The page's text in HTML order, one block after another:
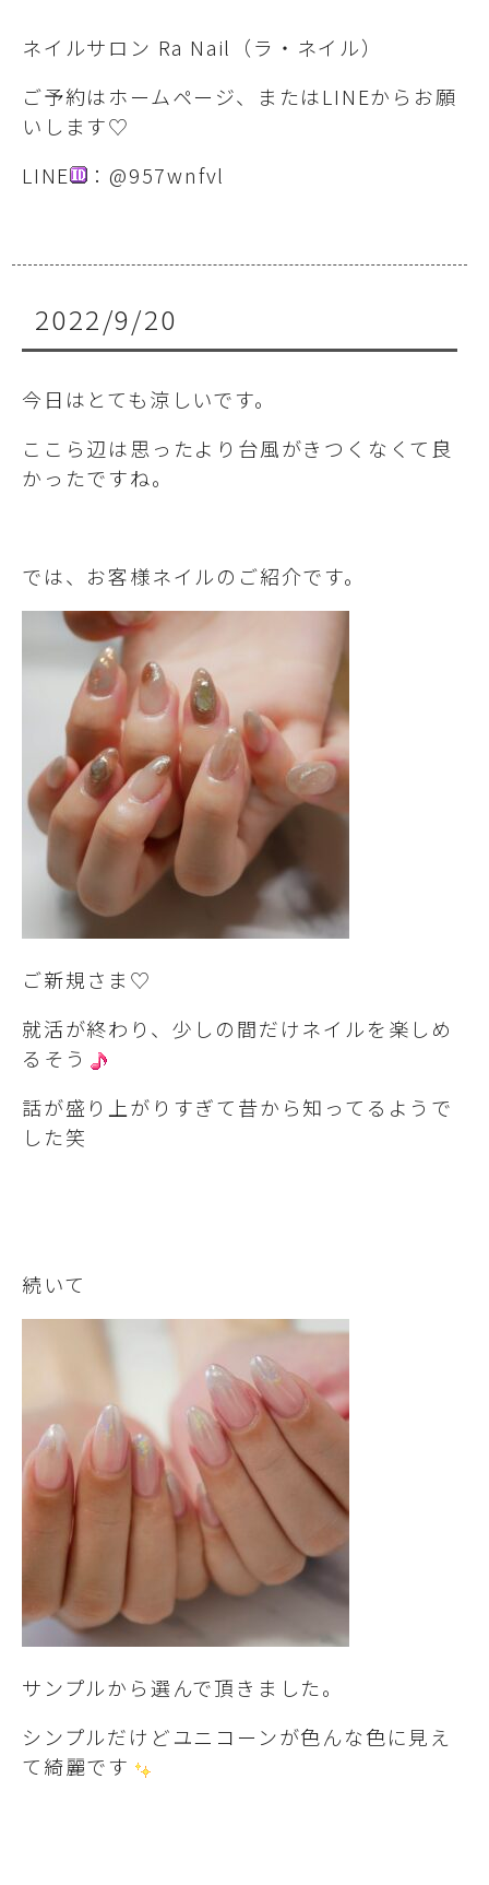
ネイルサロン Ra Nail（ラ・ネイル）
ご予約はホームページ、またはLINEからお願
いします♡
LINE
：@957wnfvl
2022/9/20
今日はとても涼しいです。
ここら辺は思ったより台風がきつくなくて良
かったですね。
では、お客様ネイルのご紹介です。
ご新規さま♡
就活が終わり、少しの間だけネイルを楽しめ
るそう
話が盛り上がりすぎて昔から知ってるようで
した笑
続いて
サンプルから選んで頂きました。
シンプルだけどユニコーンが色んな色に見え
て綺麗です